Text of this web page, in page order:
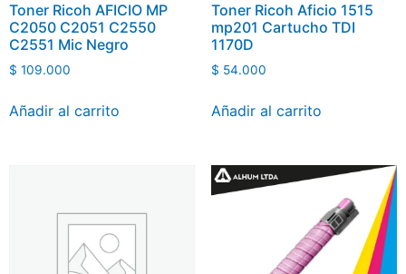
Toner Ricoh AFICIO MP
C2050 C2051 C2550
C2551 Mic Negro
$ 109.000
Añadir al carrito
Toner Ricoh Aficio 1515
mp201 Cartucho TDI
1170D
$ 54.000
Añadir al carrito